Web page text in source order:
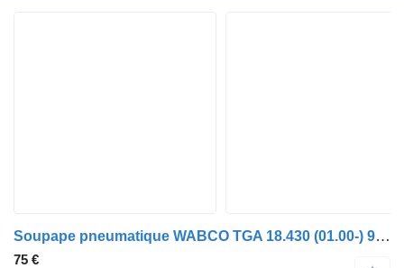
Soupape pneumatique WABCO TGA 18.430 (01.00-) 9730090060 pour camion MAN 4-series, TGA (1993-2009)
75 €